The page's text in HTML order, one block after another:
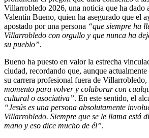
Villarrobledo 2026, una noticia que ha dado
Valentín Bueno, quien ha asegurado que el
apostado por una persona “que siempre ha
Villarrobledo con orgullo y que nunca ha
su pueblo”.
Bueno ha puesto en valor la estrecha
ciudad, recordando que, aunque
su carrera profesional fuera de Villarrobledo,
momento para volver y colaborar con
cultural o asociativa”. En este sentido, el
“Jesús es una persona absolutamente
Villarrobledo. Siempre que se le llama está
mano y eso dice mucho de él”.